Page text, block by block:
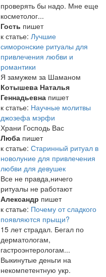
проверять бы надо. Мне еще
косметолог...
Гость пишет
к статье: Лучшие
симоронские ритуалы для
привлечения любви и
романтики
Я замужем за Шаманом
Котышева Наталья
Геннадьевна пишет
к статье: Научные молитвы
джозефа мэрфи
Храни Господь Вас
Люба пишет
к статье: Старинный ритуал в
новолуние для привлечения
любви для девушек
Все не правда,ничего
ритуалы не работают
Александр пишет
к статье: Почему от сладкого
появляются прыщи?
15 лет страдал. Бегал по
дерматологам,
гастроэнтерологам...
Выкинутые деньги на
некомпетентную укр.